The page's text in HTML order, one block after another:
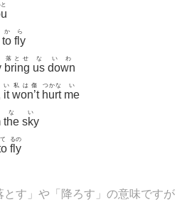
to
か
fly
ら
bring
落とせ
us
な
down
いわ
it
い
won’t
私は傷
hurt
つかな
me
い
the
な
sky
い
て
fly
るの
とす」や「降ろす」の意味ですが